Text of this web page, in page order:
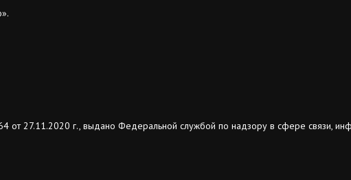
27.11.2020 г., выдано Федеральной службой по надзору в сфере связи,